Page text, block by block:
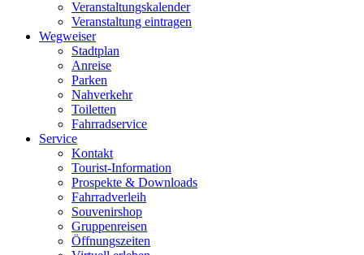
Veranstaltungskalender
Veranstaltung eintragen
Wegweiser
Stadtplan
Anreise
Parken
Nahverkehr
Toiletten
Fahrradservice
Service
Kontakt
Tourist-Information
Prospekte & Downloads
Fahrradverleih
Souvenirshop
Gruppenreisen
Öffnungszeiten